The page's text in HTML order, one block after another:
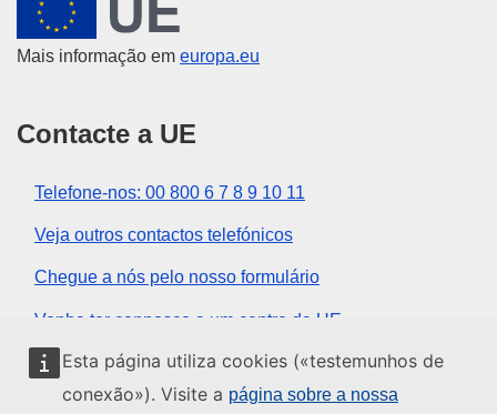
Esta página utiliza cookies («testemunhos de
conexão»). Visite a página sobre a nossa
Mais informação em europa.eu
Contacte a UE
Telefone-nos: 00 800 6 7 8 9 10 11
Veja outros contactos telefónicos
Chegue a nós pelo nosso formulário
Venha ter connosco a um centro da UE
Redes sociais